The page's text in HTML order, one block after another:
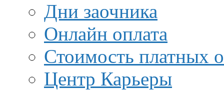
Дни заочника
Онлайн оплата
Стоимость платных
Центр Карьеры